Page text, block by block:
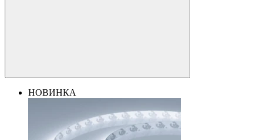
НОВИНКА